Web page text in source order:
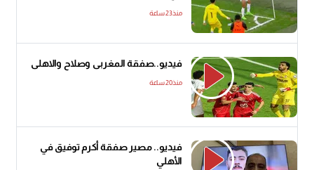
منذ23 ساعة
فيديو..صفقة المغربى وصلاح والاهلى
منذ20 ساعة
فيديو.. مصير صفقة أكرم توفيق في
الأهلي